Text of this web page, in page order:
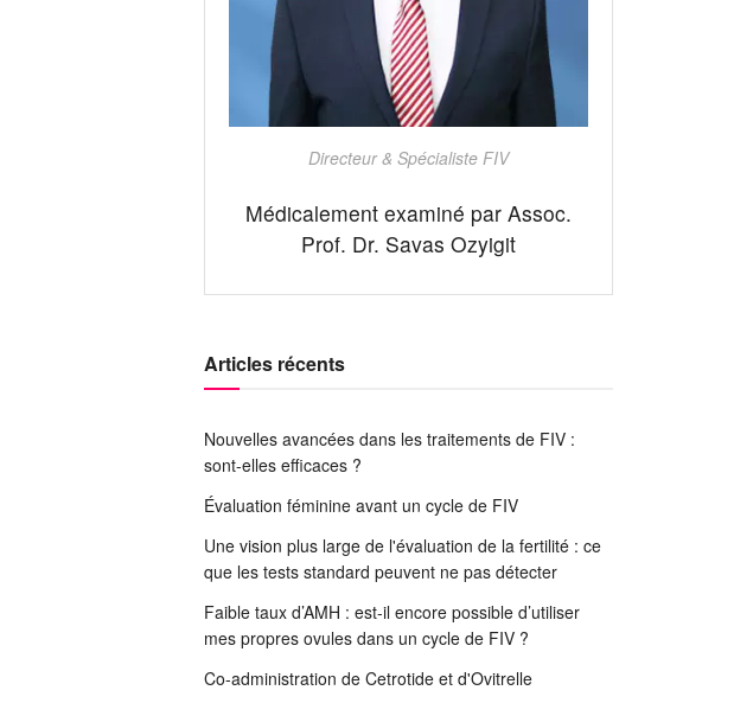
Directeur & Spécialiste FIV
Médicalement examiné par Assoc.
Prof. Dr. Savas Ozyigit
Articles récents
Nouvelles avancées dans les traitements de FIV :
sont-elles efficaces ?
Évaluation féminine avant un cycle de FIV
Une vision plus large de l'évaluation de la fertilité : ce
que les tests standard peuvent ne pas détecter
Faible taux d’AMH : est-il encore possible d’utiliser
mes propres ovules dans un cycle de FIV ?
Co-administration de Cetrotide et d'Ovitrelle